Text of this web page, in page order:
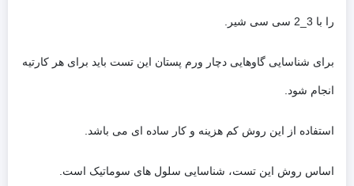
را با 3_2 سی سی شیر.
برای شناسایی گاوهایی دچار ورم پستان این تست باید برای هر کارتیه
انجام شود.
استفاده از این روش کم هزینه و کار ساده ای می باشد.
اساس روش این تست، شناسایی سلول های سوماتیک است.